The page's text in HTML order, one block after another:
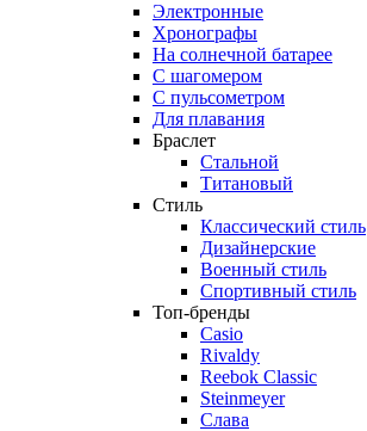
Электронные
Хронографы
На солнечной батарее
С шагомером
С пульсометром
Для плавания
Браслет
Стальной
Титановый
Стиль
Классический стиль
Дизайнерские
Военный стиль
Спортивный стиль
Топ-бренды
Casio
Rivaldy
Reebok Classic
Steinmeyer
Слава